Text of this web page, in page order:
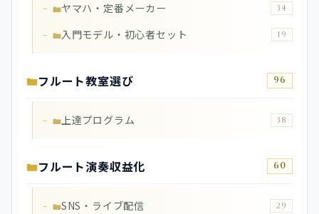
ヤマハ・定番メーカー 34
入門モデル・初心者セット 19
フルート教室選び 96
上達プログラム 38
フルート演奏収益化 60
SNS・ライブ配信 29